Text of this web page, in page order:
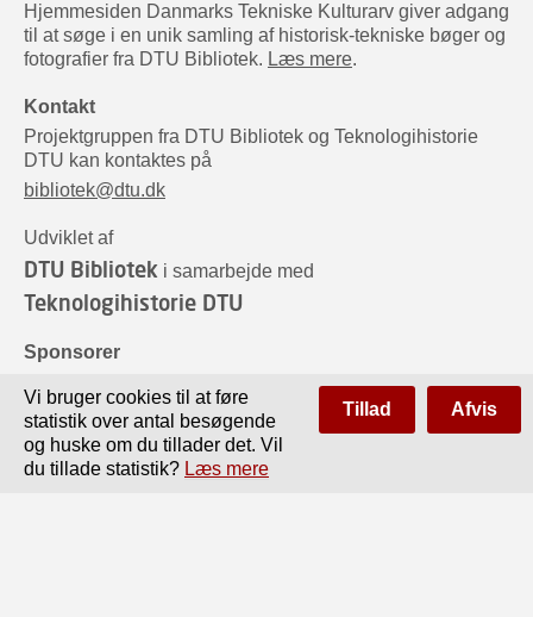
Hjemmesiden Danmarks Tekniske Kulturarv giver adgang
til at søge i en unik samling af historisk-tekniske bøger og
fotografier fra DTU Bibliotek. Læs mere.
Kontakt
Projektgruppen fra DTU Bibliotek og Teknologihistorie
DTU kan kontaktes på
bibliotek@dtu.dk
Udviklet af
DTU Bibliotek i samarbejde med
Teknologihistorie DTU
Sponsorer
Vi bruger cookies til at føre
statistik over antal besøgende
og huske om du tillader det. Vil
du tillade statistik? Læs mere
Tillad Afvis